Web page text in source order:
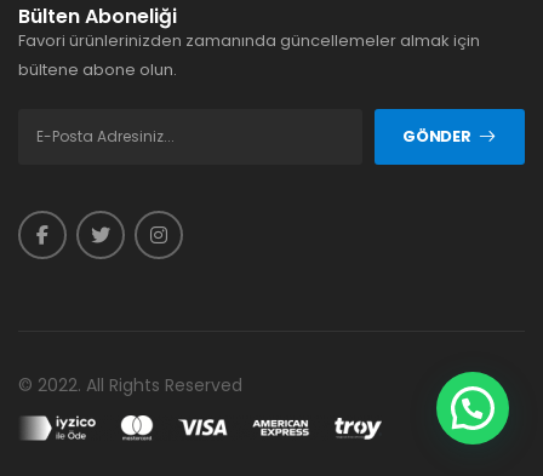
Bülten Aboneliği
Favori ürünlerinizden zamanında güncellemeler almak için
bültene abone olun.
GÖNDER
© 2022. All Rights Reserved